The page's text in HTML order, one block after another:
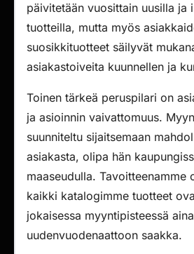
päivitetään vuosittain uusilla ja
tuotteilla, mutta myös
suosikkituotteet säilyvät
asiakastoiveita kuunnellen ja
Toinen tärkeä peruspilari on
ja asioinnin vaivattomuus.
suunniteltu sijaitsemaan
asiakasta, olipa hän
maaseudulla. Tavoitteenamme
kaikki katalogimme tuotteet
jokaisessa myyntipisteessä aina
uudenvuodenaattoon saakka.